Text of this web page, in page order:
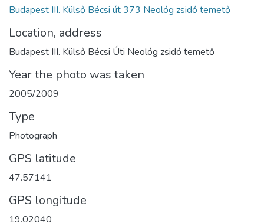
Budapest III. Külső Bécsi út 373 Neológ zsidó temető
Location, address
Budapest III. Külső Bécsi Úti Neológ zsidó temető
Year the photo was taken
2005/2009
Type
Photograph
GPS latitude
47.57141
GPS longitude
19.02040